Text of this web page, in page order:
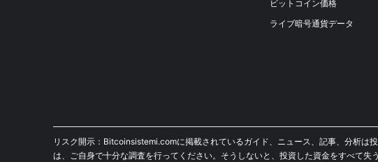
ビットコイン価格
ライブ暗号通貨データ
リスク開示：Bitcoinsistemi.comに掲載されているガイド、ニュース、記事、分析は
は、ご自身で十分な調査を行ってください。そうしないと、投資した資金をすべて